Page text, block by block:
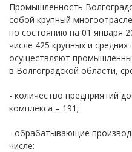
Промышленность
собой крупный
по состоянию на 01 января
числе 425 крупных и
осуществляют
в Волгоградской области,
- количество предприятий
комплекса – 191;
- обрабатывающие
числе: